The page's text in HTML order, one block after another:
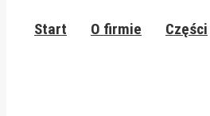
Start O firmie Części